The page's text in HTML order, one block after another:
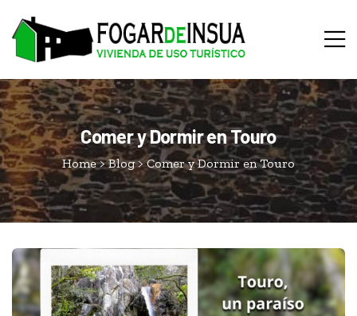
Comer y Dormir en Touro
Home>Blog>Comer y Dormir en Touro